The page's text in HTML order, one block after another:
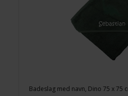
Badeslag med navn, Dino 75 x 75